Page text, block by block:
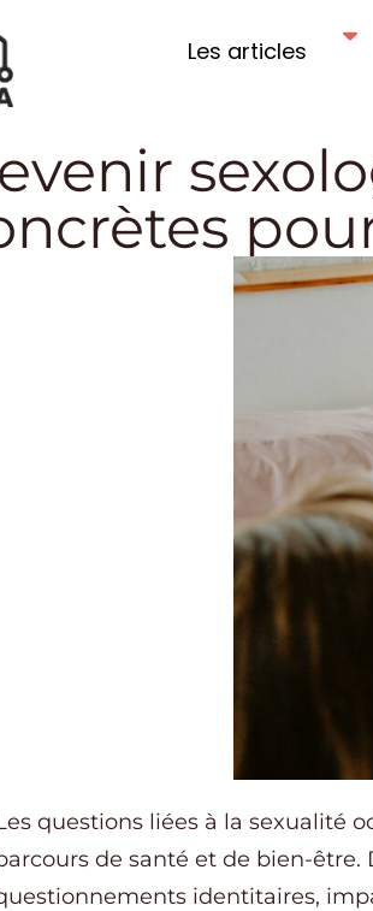
Les articles
questions liées à la sexualité
de santé et de bien-être.
identitaires,